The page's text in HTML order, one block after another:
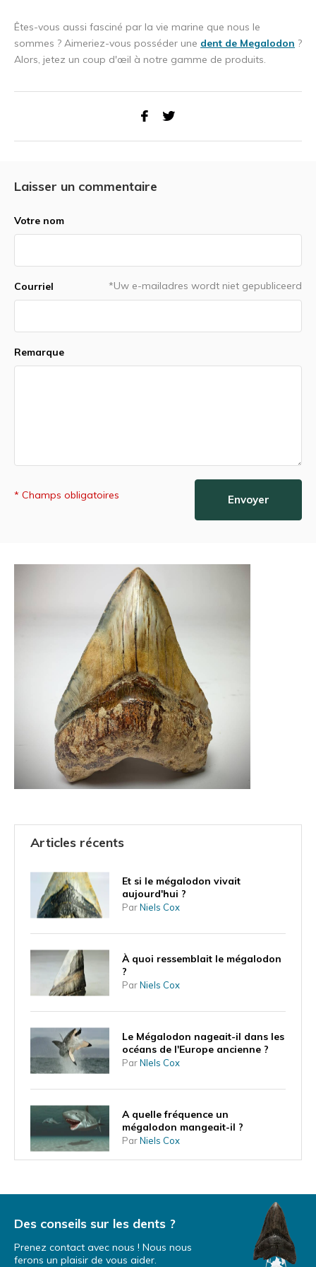
Êtes-vous aussi fasciné par la vie marine que nous le
sommes ? Aimeriez-vous posséder une dent de Megalodon ?
Alors, jetez un coup d'œil à notre gamme de produits.
Laisser un commentaire
Votre nom
Courriel *Uw e-mailadres wordt niet gepubliceerd
Remarque
* Champs obligatoires Envoyer
Articles récents
Et si le mégalodon vivait
aujourd'hui ?
ParNiels Cox
À quoi ressemblait le mégalodon
?
ParNiels Cox
Le Mégalodon nageait-il dans les
océans de l'Europe ancienne ?
ParNIels Cox
A quelle fréquence un
mégalodon mangeait-il ?
ParNiels Cox
Le mégalodon peut-il revenir un
ParNiels Cox
Des conseils sur les dents ?
Prenez contact avec nous ! Nous nous
ferons un plaisir de vous aider.